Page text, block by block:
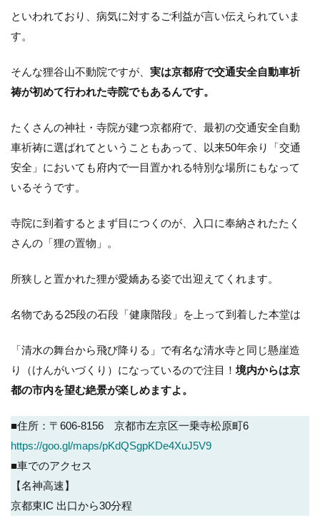
といわれており、病気に対するご利益が言い伝えられていま
す。
そんな狸谷山不動院ですが、 実は京都府で交通安全自動車祈
祷が初めて行われた寺院でもあるんです。
たくさんの神社・寺院が建つ京都府で、最初の交通安全自動
車祈祷に選ばれてということもあって、以来50年余り「交通
安全」においても府内で一目置かれる特別な場所にもなって
いるそうです。
寺院に到着するとまず目につくのが、入口に奉納されたたく
さんの「狸の置物」。
所狭しと置かれた狸が愛嬌ある姿で出迎えてくれます。
名物である25段の石段「健康階段」を上って到着した本堂は
「清水の舞台から飛び降りる」で有名な清水寺と同じ懸崖造
り（けんがいづくり）になっているので注目！境内からは京
都の市内を望む絶景が楽しめますよ。
■住所：〒606-8156 京都市左京区一乗寺松原町6
https://goo.gl/maps/pKdQSgpKDe4XuJ5V9
■車でのアクセス
【名神高速】
京都東IC 出口から30分程